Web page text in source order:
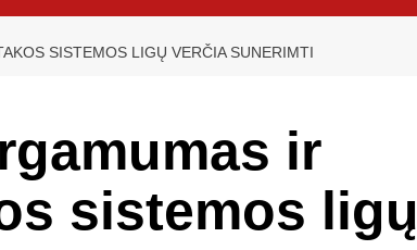
SISTEMOS LIGŲ VERČIA SUNERIMTI
ir
sistemos ligų